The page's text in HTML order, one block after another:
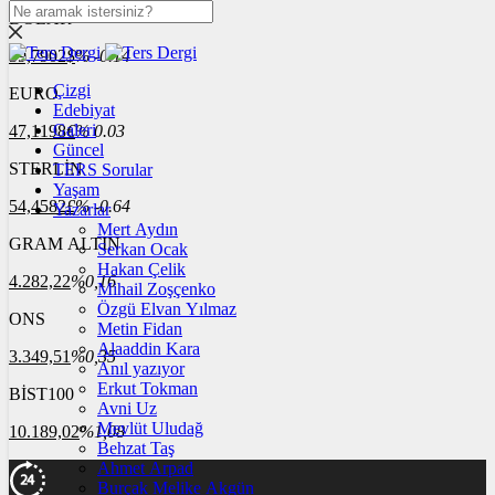
DOLAR
39,7902$% -0.14
EURO
47,1198€% 0.03
STERLİN
54,4582£% -0.64
GRAM ALTIN
4.282,22%0,16
ONS
3.349,51 %0,35
BİST100
10.189,02%1,08
Çizgi
Edebiyat
Galeri
Güncel
TERS Sorular
Yaşam
Yazarlar
Mert Aydın
Serkan Ocak
Hakan Çelik
Mihail Zoşçenko
Özgü Elvan Yılmaz
Metin Fidan
Alaaddin Kara
Anıl yazıyor
Erkut Tokman
Avni Uz
Mevlüt Uludağ
Behzat Taş
Ahmet Arpad
Burçak Melike Akgün